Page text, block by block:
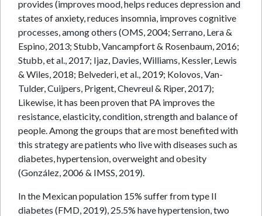
provides (improves mood, helps reduces depression and
states of anxiety, reduces insomnia, improves cognitive
processes, among others (OMS, 2004; Serrano, Lera &
Espino, 2013; Stubb, Vancampfort & Rosenbaum, 2016;
Stubb, et al., 2017; Ijaz, Davies, Williams, Kessler, Lewis
& Wiles, 2018; Belvederi, et al., 2019; Kolovos, Van-
Tulder, Cuijpers, Prigent, Chevreul & Riper, 2017);
Likewise, it has been proven that PA improves the
resistance, elasticity, condition, strength and balance of
people. Among the groups that are most benefited with
this strategy are patients who live with diseases such as
diabetes, hypertension, overweight and obesity
(González, 2006 & IMSS, 2019).
In the Mexican population 15% suffer from type II
diabetes (FMD, 2019), 25.5% have hypertension, two